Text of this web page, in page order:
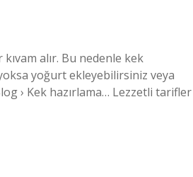
alır. Bu nedenle kek
yoğurt ekleyebilirsiniz veya
› Kek hazırlama… Lezzetli tarifler